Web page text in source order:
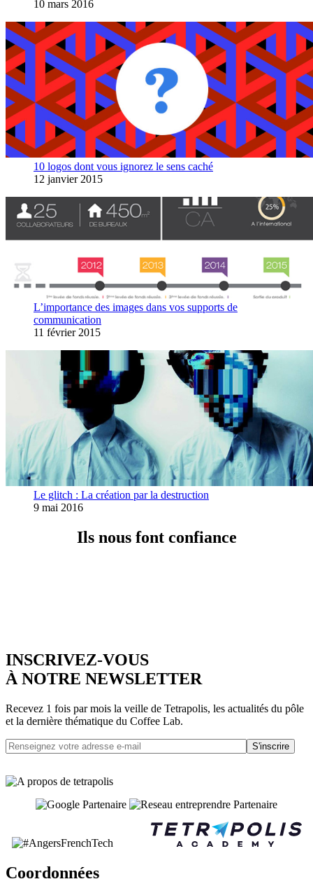
10 mars 2016
10 logos dont vous ignorez le sens caché
12 janvier 2015
L’importance des images dans vos supports de
communication
11 février 2015
Le glitch : La création par la destruction
9 mai 2016
Ils nous font confiance
INSCRIVEZ-VOUS
À NOTRE NEWSLETTER
Recevez 1 fois par mois la veille de Tetrapolis, les actualités du pôle
et la dernière thématique du Coffee Lab.
S'inscrire
Coordonnées